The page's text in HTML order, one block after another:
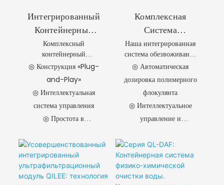
Интегрированный
Контейнерный
Отстойник Для
Усовершенствован
Ной Химико-
Физической
Очистки Воды В
Модульном
Исполнении
Комплексный
контейнерный
отстойник компании
QILEE объединяет в себе
системы дозирования
химикатов, флокуляции
и высокоэффективной
ламельной
транспортном
контейнере. Это
модульное решение
обеспечивает
◎ Конструкция «Plug-
and-Play»
◎ Интеллектуальная
система управления
◎ Простота в
◎ Экологические
преимущества
◎ Дополнительные
Комплексная
Система
Управления
Осадками
Наша интегрированная
система обезвоживания
осадка с автоматической
полимерных
флокулянтов сочетает в
себе
высокоэффективное
технологию
дозирования. Это
компактное
автоматизированное
◎ Автоматическая
дозировка полимерного
флокулянта
◎ Интеллектуальное
управление и
◎ Эффективное
обезвоживание осадка
◎ Самоочищение и